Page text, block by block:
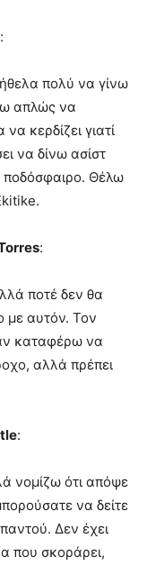
:
πολύ να γίνω
απλώς να
κερδίζει γιατί
να δίνω ασίστ
Θέλω
:
ποτέ δεν θα
με αυτόν. Τον
καταφέρω να
αλλά πρέπει
:
νομίζω ότι απόψε
να δείτε
Δεν έχει
που σκοράρει,